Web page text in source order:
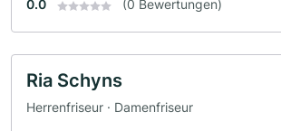
0.0 (0 Bewertungen)
Ria Schyns
Herrenfriseur · Damenfriseur